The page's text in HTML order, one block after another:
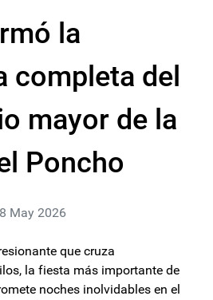
la
completa del
mayor de la
Poncho
May 2026
que cruza
la fiesta más importante de
noches inolvidables en el